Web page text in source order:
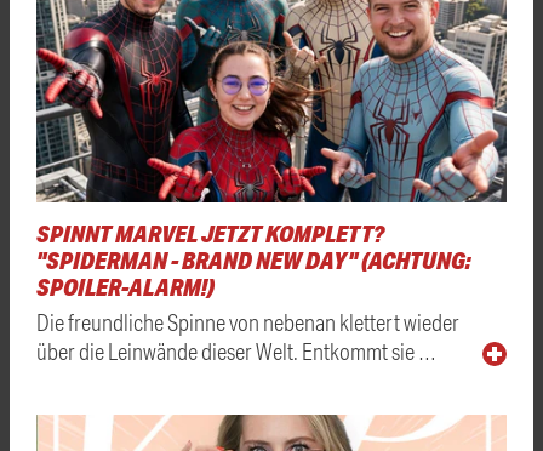
SPINNT MARVEL JETZT KOMPLETT?
"SPIDERMAN - BRAND NEW DAY" (ACHTUNG:
SPOILER-ALARM!)
Die freundliche Spinne von nebenan klettert wieder
über die Leinwände dieser Welt. Entkommt sie …